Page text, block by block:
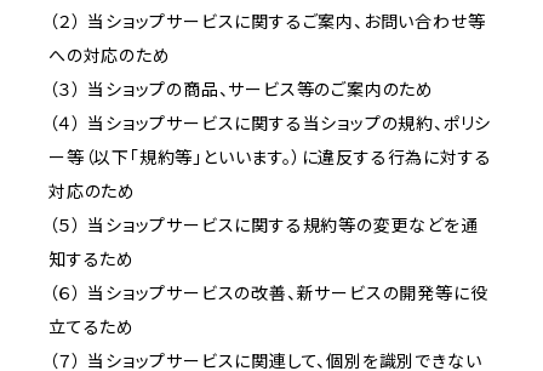
（２） 当ショップサービスに関するご案内、お問い合わせ等
への対応のため
（３） 当ショップの商品、サービス等のご案内のため
（４） 当ショップサービスに関する当ショップの規約、ポリシ
ー等（以下「規約等」といいます。）に違反する行為に対する
対応のため
（５） 当ショップサービスに関する規約等の変更などを通
知するため
（６） 当ショップサービスの改善、新サービスの開発等に役
立てるため
（７） 当ショップサービスに関連して、個別を識別できない